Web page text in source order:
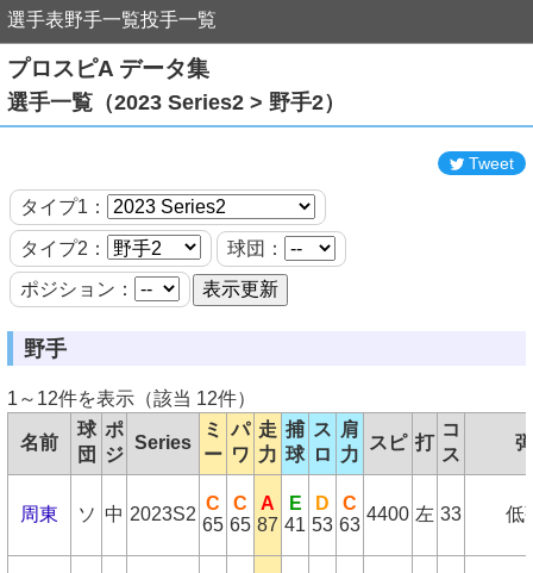
選手表野手一覧投手一覧
プロスピA データ集
選手一覧（2023 Series2 > 野手2）
Tweet
タイプ1：
タイプ2：
球団：
ポジション：
野手
1～12件を表示（該当 12件）
名前
球
団
ポ
ジ
Series
ミ
ー
パ
ワ
走
力
捕
球
ス
ロ
肩
力
スピ 打
コ
ス
周東 ソ 中 2023S2
C
65
C
65
A
87
E
41
D
53
C
63
4400 左 33 低